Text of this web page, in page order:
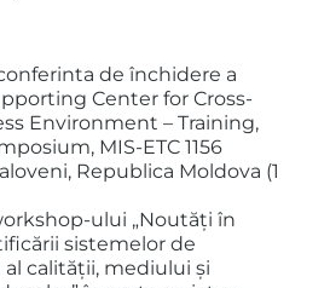
de închidere a
Center for Cross-
Environment – Training,
MIS-ETC 1156
Republica Moldova (1
ului „Noutăți în
sistemelor de
calității, mediului și